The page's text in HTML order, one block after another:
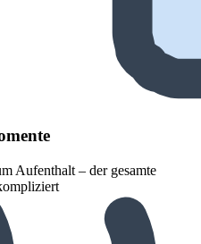
Aufenthalt – der gesamte